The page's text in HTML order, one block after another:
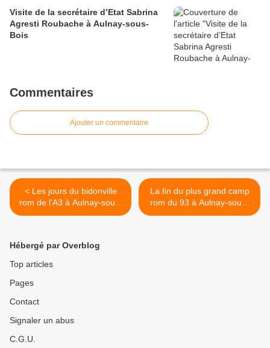
Visite de la secrétaire d’Etat Sabrina
Agresti Roubache à Aulnay-sous-
Bois
Commentaires
Ajouter un commentaire
< Les jours du bidonville
rom de l'A3 à Aulnay-sous-
Bois et Blanc-Mesnil sont
La fin du plus grand camp
rom du 93 à Aulnay-sous-
Bois et Blanc-Mesnil >
Hébergé par Overblog
Top articles
Pages
Contact
Signaler un abus
C.G.U.